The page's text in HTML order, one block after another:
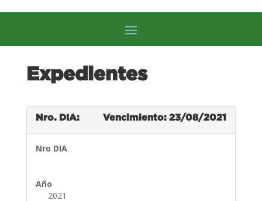
Expedientes
Nro. DIA: Vencimiento: 23/08/2021
Nro DIA
Año
2021